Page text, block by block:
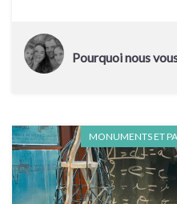
portes d'Étretat. La falaise
mer à ses pieds, c'est la
dans la roche, on peut
Pourquoi nous
MONUMENTS ET